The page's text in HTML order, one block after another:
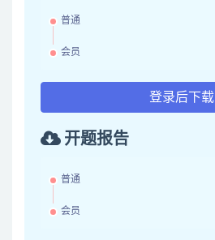
普通
会员
登录后下载
开题报告
普通
会员